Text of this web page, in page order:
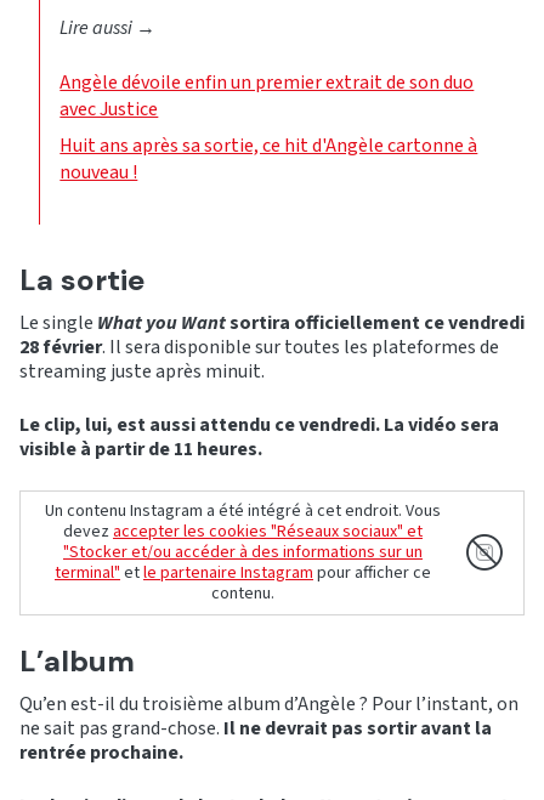
Lire aussi →
Angèle dévoile enfin un premier extrait de son duo
avec Justice
Huit ans après sa sortie, ce hit d'Angèle cartonne à
nouveau !
La sortie
Le single What you Wantsortira officiellement ce vendredi
28 février. Il sera disponible sur toutes les plateformes de
streaming juste après minuit.
Le clip, lui, est aussi attendu ce vendredi. La vidéo sera
visible à partir de 11 heures.
Un contenu Instagram a été intégré à cet endroit. Vous
devez accepter les cookies "Réseaux sociaux" et
"Stocker et/ou accéder à des informations sur un
terminal" etle partenaire Instagram pour afficher ce
contenu.
L’album
Qu’en est-il du troisième album d’Angèle ? Pour l’instant, on
ne sait pas grand-chose. Il ne devrait pas sortir avant la
rentrée prochaine.